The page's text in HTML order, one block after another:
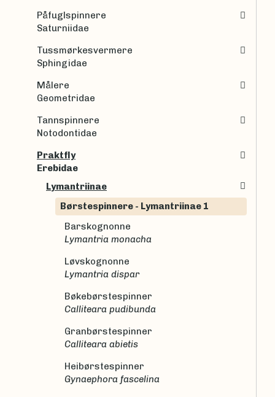
Påfuglspinnere
Saturniidae
Tussmørkesvermere
Sphingidae
Målere
Geometridae
Tannspinnere
Notodontidae
Praktfly
Erebidae
Lymantriinae
Børstespinnere - Lymantriinae 1
Barskognonne
Lymantria monacha
Løvskognonne
Lymantria dispar
Bøkebørstespinner
Calliteara pudibunda
Granbørstespinner
Calliteara abietis
Heibørstespinner
Gynaephora fascelina